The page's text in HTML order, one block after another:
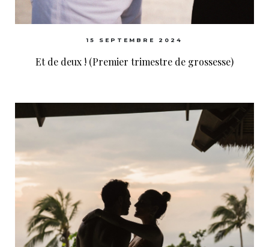
15 SEPTEMBRE 2024
Et de deux ! (Premier trimestre de grossesse)